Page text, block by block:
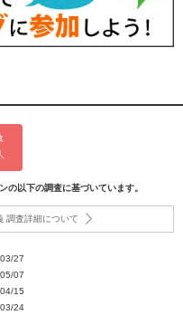
の以下の調査に基づいています。
調査詳細について
27
07
15
24